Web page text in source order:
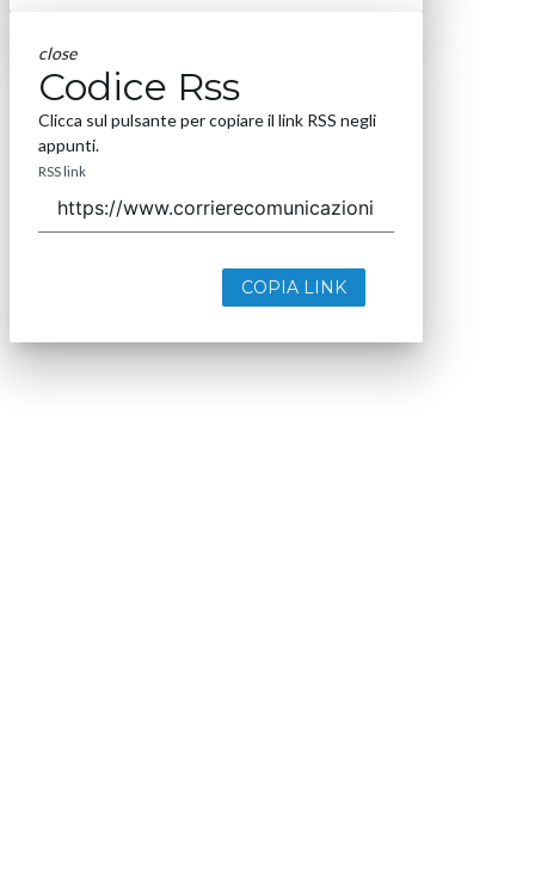
close
Codice Rss
Clicca sul pulsante per copiare il link RSS negli
appunti.
RSS link
COPIA LINK